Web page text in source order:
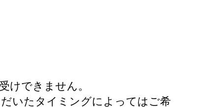
けできません。
いたタイミングによってはご希